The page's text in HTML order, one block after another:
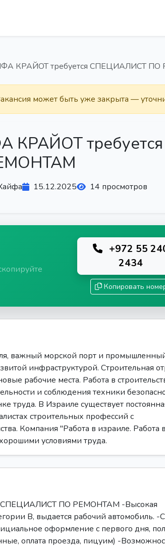
КРАЙОТ требуется СПЕЦИАЛИСТ
может быть уже закрыта —
КРАЙОТ требуется
15.12.2025 14 просмотров
+972 55
2434
Копировать
важный морской порт и
инфраструктурой. Строительная
рабочие места. Работа в
и соблюдения техники
труда. В Израиле существует
строительных профессий с
Компания "Работа в израиле. Работа в
условиями труда.
СПЕЦИАЛИСТ ПО РЕМОНТАМ -Высокая
В, выдается рабочий автомобиль.
оформление с первого дня,
оплата проезда, пицуим) -